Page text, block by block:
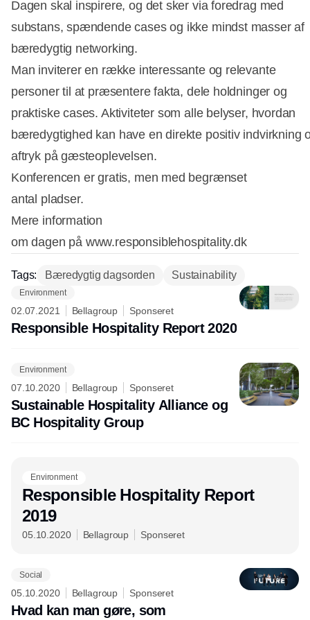
Dagen skal inspirere, og det sker via foredrag med
substans, spændende cases og ikke mindst masser af
bæredygtig networking.
Man inviterer en række interessante og relevante
personer til at præsentere fakta, dele holdninger og
praktiske cases. Aktiviteter som alle belyser, hvordan
bæredygtighed kan have en direkte positiv indvirkning
aftryk på gæsteoplevelsen.
Konferencen er gratis, men med begrænset
antal pladser.
Mere information
om dagen på www.responsiblehospitality.dk
Tags: Bæredygtig dagsorden Sustainability
Environment
02.07.2021 Bellagroup Sponseret
Responsible Hospitality Report 2020
Environment
07.10.2020 Bellagroup Sponseret
Sustainable Hospitality Alliance og
BC Hospitality Group
Environment
Responsible Hospitality Report
2019
05.10.2020 Bellagroup Sponseret
Social
05.10.2020 Bellagroup Sponseret
Hvad kan man gøre, som